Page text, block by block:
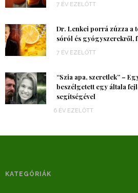
7 ÉV EZELŐTT
Dr. Lenkei porrá zúzza a
sóról és gyógyszerekről,
7 ÉV EZELŐTT
“Szia apa, szeretlek” –
beszélgetett egy általa
segítségével
6 ÉV EZELŐTT
KATEGÓRIÁK